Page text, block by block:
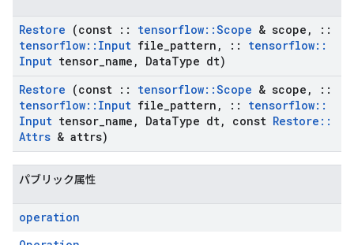
Restore (const :: tensorflow::Scope & scope ,
::
tensorflow:: Input file pattern , :: tensorflow::
Input tensor name , DataType dt)
Restore (const :: tensorflow::Scope & scope ,
::
tensorflow:: Input file pattern , :: tensorflow::
Input tensor name , DataType dt, const Restore ::
Attrs & attrs)
パブリック属性
operation